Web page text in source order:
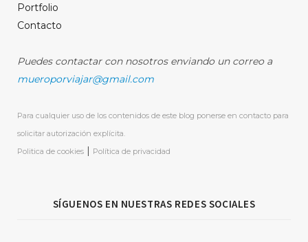
Portfolio
Contacto
Puedes contactar con nosotros enviando un correo a
mueroporviajar@gmail.com
Para cualquier uso de los contenidos de este blog ponerse en contacto para
solicitar autorización explícita.
Politica de cookies | Política de privacidad
SÍGUENOS EN NUESTRAS REDES SOCIALES